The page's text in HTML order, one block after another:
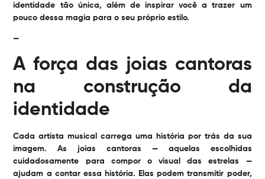
identidade tão única, além de inspirar você a trazer um
pouco dessa magia para o seu próprio estilo.
—
A força das joias cantoras
na construção da
identidade
Cada artista musical carrega uma história por trás da sua
imagem. As joias cantoras — aquelas escolhidas
cuidadosamente para compor o visual das estrelas —
ajudam a contar essa história. Elas podem transmitir poder,